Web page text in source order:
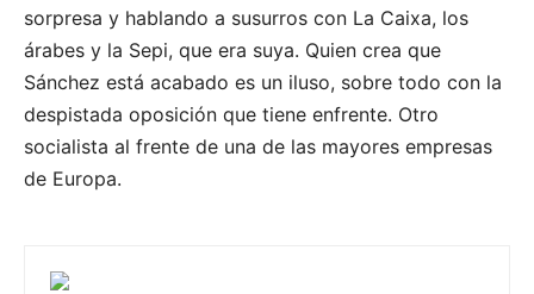
sorpresa y hablando a susurros con La Caixa, los
árabes y la Sepi, que era suya. Quien crea que
Sánchez está acabado es un iluso, sobre todo con la
despistada oposición que tiene enfrente. Otro
socialista al frente de una de las mayores empresas
de Europa.